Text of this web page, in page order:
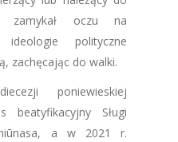
zamykał oczu na
polityczne
zachęcając do walki.
poniewieskiej
beatyfikacyjny Sługi
a w 2021 r.